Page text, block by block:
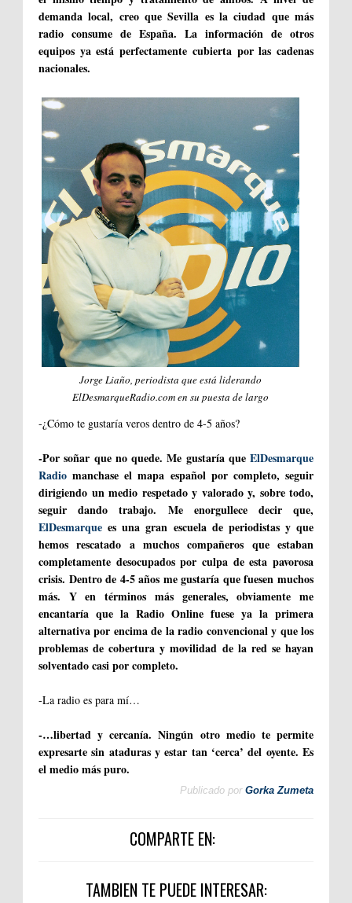
demanda local, creo que Sevilla es la ciudad que más
radio consume de España. La información de otros
equipos ya está perfectamente cubierta por las cadenas
nacionales.
Jorge Liaño, periodista que está liderando
ElDesmarqueRadio.com en su puesta de largo
-¿Cómo te gustaría veros dentro de 4-5 años?
-Por soñar que no quede. Me gustaría que ElDesmarque
Radio manchase el mapa español por completo, seguir
dirigiendo un medio respetado y valorado y, sobre todo,
seguir dando trabajo. Me enorgullece decir que,
ElDesmarque es una gran escuela de periodistas y que
hemos rescatado a muchos compañeros que estaban
completamente desocupados por culpa de esta pavorosa
crisis. Dentro de 4-5 años me gustaría que fuesen muchos
más. Y en términos más generales, obviamente me
encantaría que la Radio Online fuese ya la primera
alternativa por encima de la radio convencional y que los
problemas de cobertura y movilidad de la red se hayan
solventado casi por completo.
-La radio es para mí…
-…libertad y cercanía. Ningún otro medio te permite
expresarte sin ataduras y estar tan ‘cerca’ del oyente. Es
el medio más puro.
Publicado por Gorka Zumeta
COMPARTE EN:
TAMBIEN TE PUEDE INTERESAR: